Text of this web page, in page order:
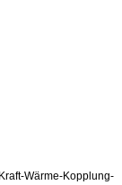
Wärme-Kopplung-